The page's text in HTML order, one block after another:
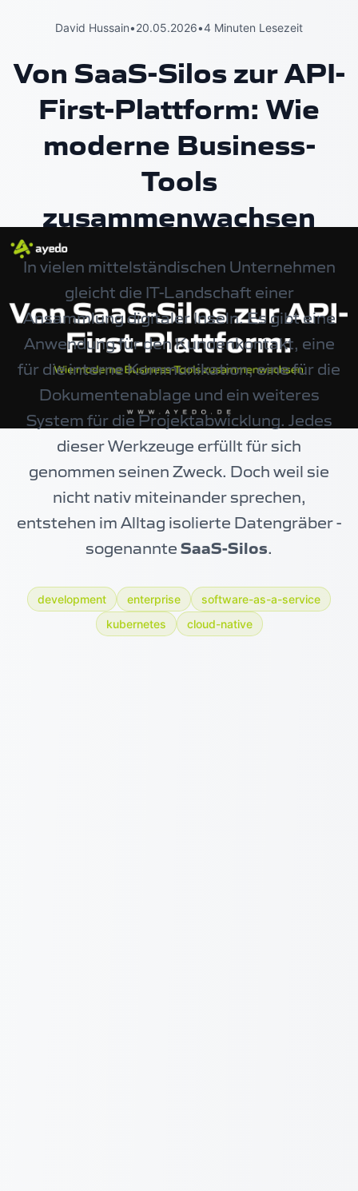
David Hussain•20.05.2026•4 Minuten Lesezeit
Von SaaS-Silos zur API-
First-Plattform: Wie
moderne Business-
Tools
zusammenwachsen
In vielen mittelständischen Unternehmen
gleicht die IT-Landschaft einer
Ansammlung digitaler Inseln. Es gibt eine
Anwendung für den Kundenkontakt, eine
für die interne Kommunikation, eine für die
Dokumentenablage und ein weiteres
System für die Projektabwicklung. Jedes
dieser Werkzeuge erfüllt für sich
genommen seinen Zweck. Doch weil sie
nicht nativ miteinander sprechen,
entstehen im Alltag isolierte Datengräber -
sogenannte SaaS-Silos.
development enterprise
software-as-a-service
kubernetes
cloud-native